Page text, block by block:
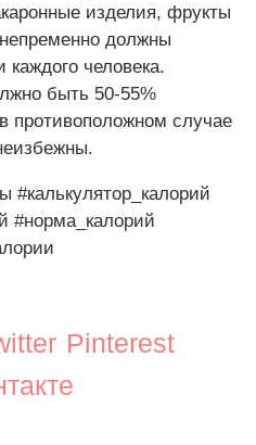
изделия, фрукты
должны
каждого человека.
быть 50-55%
противоположном случае
#калькулятор_калорий
#норма_калорий
Pinterest